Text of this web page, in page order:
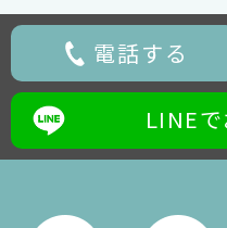
電話する
LINE